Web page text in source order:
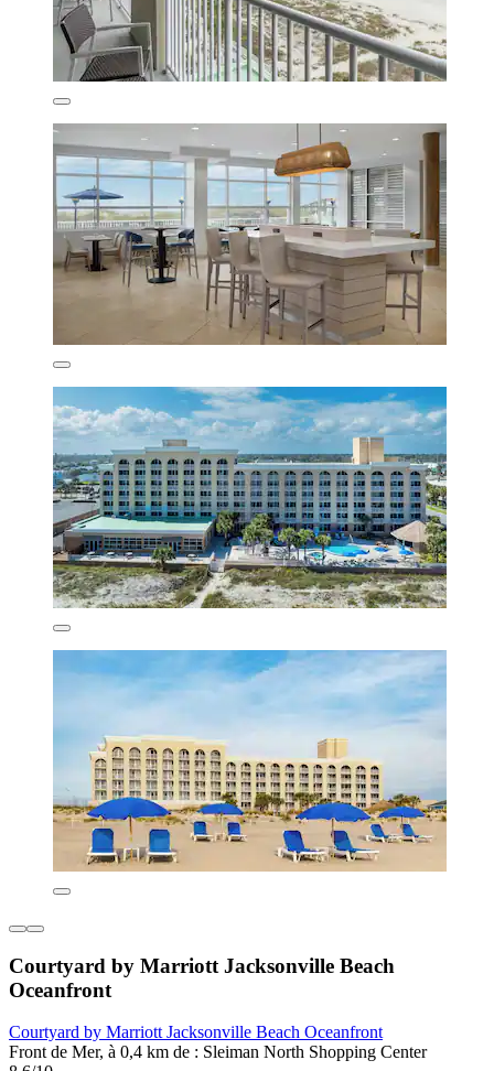
Courtyard by Marriott Jacksonville Beach
Oceanfront
Courtyard by Marriott Jacksonville Beach Oceanfront
Front de Mer, à 0,4 km de : Sleiman North Shopping Center